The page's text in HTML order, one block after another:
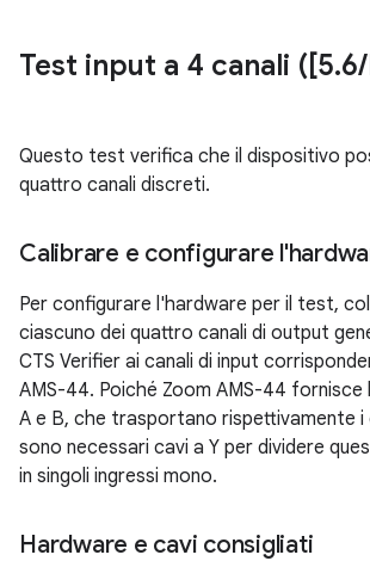
Test input a 4 canali ([5.6/
Questo test verifica che il dispositivo
quattro canali discreti.
Calibrare e configurare
Per configurare l'hardware per il test,
ciascuno dei quattro canali di output
CTS Verifier ai canali di input
AMS-44. Poiché Zoom AMS-44
A e B, che trasportano rispettivamente i
sono necessari cavi a Y per dividere
in singoli ingressi mono.
Hardware e cavi consigliati